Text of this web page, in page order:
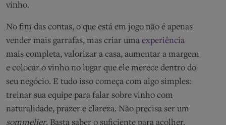
vinho.
No fim das contas, o que está em jogo não é apenas
vender mais garrafas, mas criar uma experiência
mais completa, valorizar a casa, aumentar a margem
e colocar o vinho no lugar que ele merece dentro do
seu negócio. E tudo isso começa com algo simples:
treinar sua equipe para falar sobre vinho com
naturalidade, prazer e clareza. Não precisa ser um
sommelier. Basta saber o suficiente para acolher,